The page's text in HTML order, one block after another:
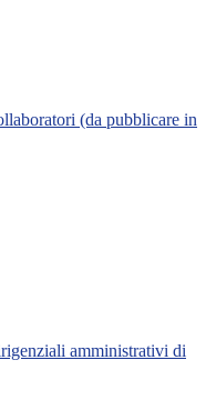
(da pubblicare in
amministrativi di